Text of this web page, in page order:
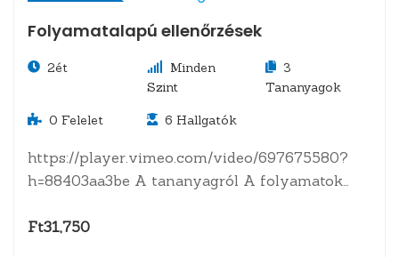
Folyamatalapú ellenőrzések
2ét
Minden
Szint
3
Tananyagok
0 Felelet 6 Hallgatók
https://player.vimeo.com/video/697675580?
h=88403aa3be A tananyagról A folyamatok
kontrollrendszer kiépítésének alapja. A…
Ft31,750